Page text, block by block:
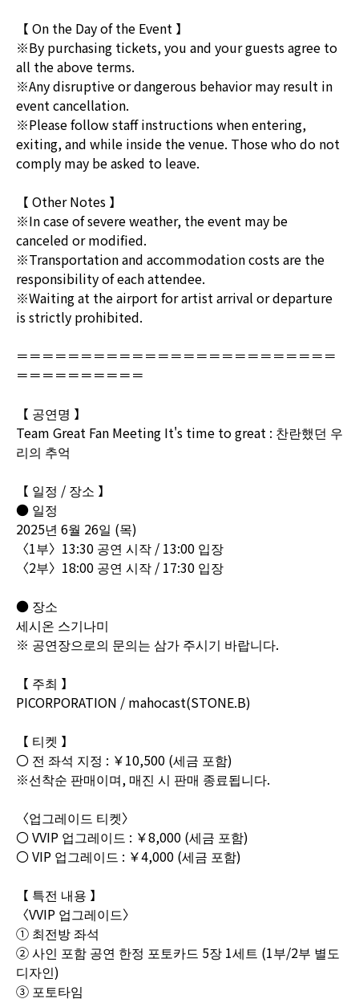
【 On the Day of the Event 】
※By purchasing tickets, you and your guests agree to
all the above terms.
※Any disruptive or dangerous behavior may result in
event cancellation.
※Please follow staff instructions when entering,
exiting, and while inside the venue. Those who do not
comply may be asked to leave.
【 Other Notes 】
※In case of severe weather, the event may be
canceled or modified.
※Transportation and accommodation costs are the
responsibility of each attendee.
※Waiting at the airport for artist arrival or departure
is strictly prohibited.
＝＝＝＝＝＝＝＝＝＝＝＝＝＝＝＝＝＝＝＝＝＝＝＝＝
＝＝＝＝＝＝＝＝＝＝
【 공연명 】
Team Great Fan Meeting It's time to great : 찬란했던 우
리의 추억
【 일정 / 장소 】
● 일정
2025년 6월 26일 (목)
〈1부〉13:30 공연 시작 / 13:00 입장
〈2부〉18:00 공연 시작 / 17:30 입장
● 장소
세시온 스기나미
※ 공연장으로의 문의는 삼가 주시기 바랍니다.
【 주최 】
PICORPORATION / mahocast(STONE.B)
【 티켓 】
〇 전 좌석 지정 : ￥10,500 (세금 포함)
※선착순 판매이며, 매진 시 판매 종료됩니다.
〈업그레이드 티켓〉
〇 VVIP 업그레이드 : ￥8,000 (세금 포함)
〇 VIP 업그레이드 : ￥4,000 (세금 포함)
【 특전 내용 】
〈VVIP 업그레이드〉
① 최전방 좌석
② 사인 포함 공연 한정 포토카드 5장 1세트 (1부/2부 별도
디자인)
③ 포토타임